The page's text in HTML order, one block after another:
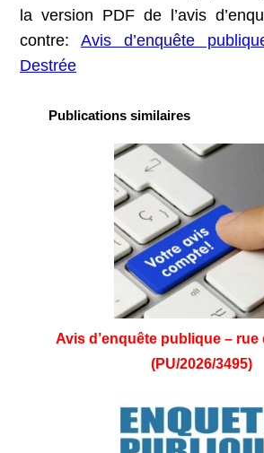
la version PDF de l’avis
contre: Avis d’enquête
Destrée
Publications similaires
Avis d’enquête publique – rue
(PU/2026/3495)